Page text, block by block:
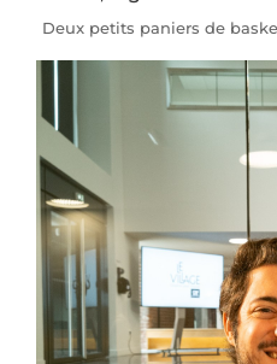
Deux petits paniers de